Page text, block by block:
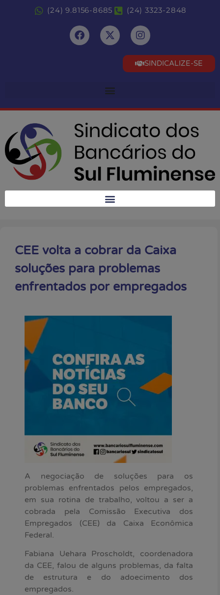
(24) 9.8156-8685 (24) 3323-2848
SINDICALIZE-SE
CEE volta a cobrar da Caixa
soluções para problemas
enfrentados por empregados
A negociação de soluções para os
problemas enfrentados pelos empregados,
em sua rotina de trabalho, voltou a ser a
cobrada pela Comissão Executiva dos
Empregados (CEE) da Caixa Econômica
Federal.
Fabiana Uehara Proscholdt, coordenadora
da CEE, falou de alguns problemas, da falta
de estrutura e do adoecimento dos
empregados.